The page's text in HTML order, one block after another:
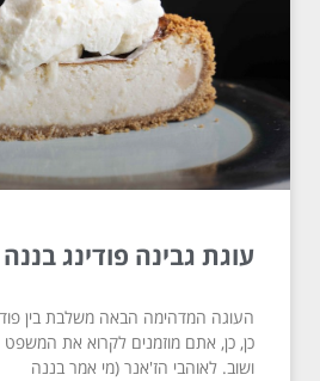
עוגת גבינה פודינג
העוגה המדהימה הבאה משלבת בין
כן, כן, אתם מוזמנים לקרוא את
ושוב. לאוהבי הז'אנר (מי אמר בננה